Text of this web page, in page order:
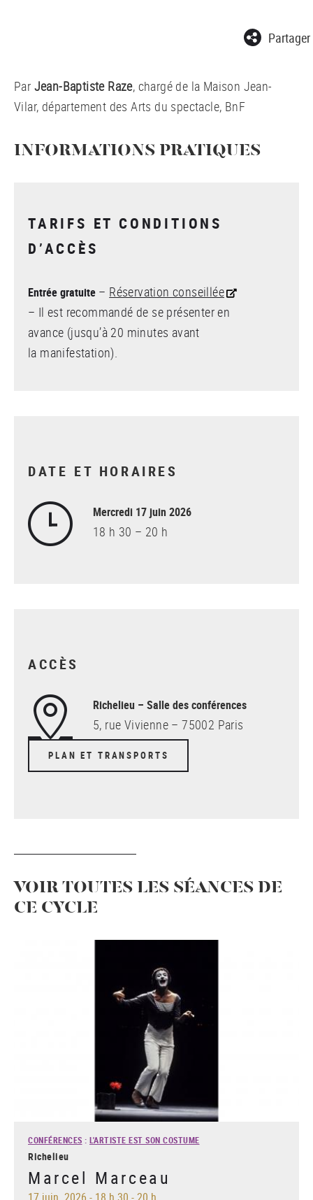
Partager
Par Jean-Baptiste Raze, chargé de la Maison Jean-
Vilar, département des Arts du spectacle, BnF
INFORMATIONS PRATIQUES
TARIFS ET CONDITIONS
D’ACCÈS
Entrée gratuite – Réservation conseillée
– Il est recommandé de se présenter en
avance (jusqu’à 20 minutes avant
la manifestation).
DATE ET HORAIRES
Mercredi 17 juin 2026
18 h 30 – 20 h
ACCÈS
Richelieu – Salle des conférences
5, rue Vivienne – 75002 Paris
PLAN ET TRANSPORTS
VOIR TOUTES LES SÉANCES DE
CE CYCLE
CONFÉRENCES : L'ARTISTE EST SON COSTUME
Richelieu
Marcel Marceau